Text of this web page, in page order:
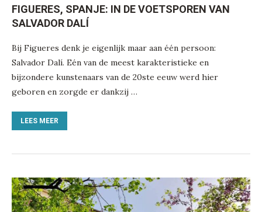
FIGUERES, SPANJE: IN DE VOETSPOREN VAN
SALVADOR DALÍ
Bij Figueres denk je eigenlijk maar aan één persoon:
Salvador Dalí. Eén van de meest karakteristieke en
bijzondere kunstenaars van de 20ste eeuw werd hier
geboren en zorgde er dankzij …
LEES MEER